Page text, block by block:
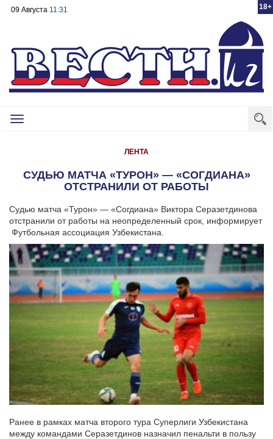
18+
09 Августа 11:31
Toggle
ЛЕНТА
СУДЬЮ МАТЧА «ТУРОН» — «СОГДИАНА»
ОТСТРАНИЛИ ОТ РАБОТЫ
Судью матча «Турон» — «Согдиана» Виктора Серазетдинова
отстранили от работы на неопределенный срок, информирует
Футбольная ассоциация Узбекистана.
Ранее в рамках матча второго тура Суперлиги Узбекистана
между командами Серазетдинов назначил пенальти в пользу